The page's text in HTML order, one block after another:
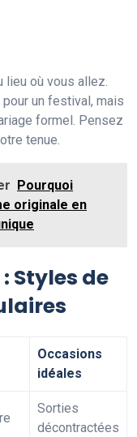
lieu où vous allez.
un festival, mais
formel. Pensez
tenue.
Pourquoi
originale en
Styles de
Occasions
idéales
Sorties
décontractées